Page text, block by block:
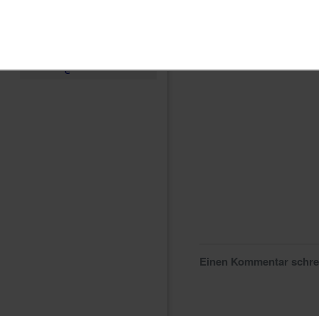
e
Einen Kommentar